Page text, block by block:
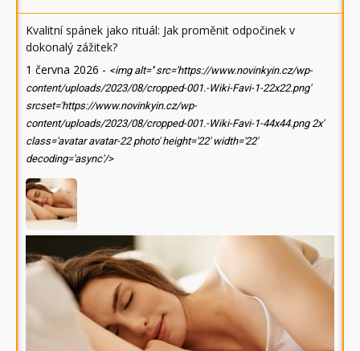
Kvalitní spánek jako rituál: Jak proměnit odpočinek v
dokonalý zážitek?
1 června 2026 - <img alt='' src='https://www.novinkyin.cz/wp-
content/uploads/2023/08/cropped-001.-Wiki-Favi-1-22x22.png'
srcset='https://www.novinkyin.cz/wp-
content/uploads/2023/08/cropped-001.-Wiki-Favi-1-44x44.png 2x'
class='avatar avatar-22 photo' height='22' width='22'
decoding='async'/>